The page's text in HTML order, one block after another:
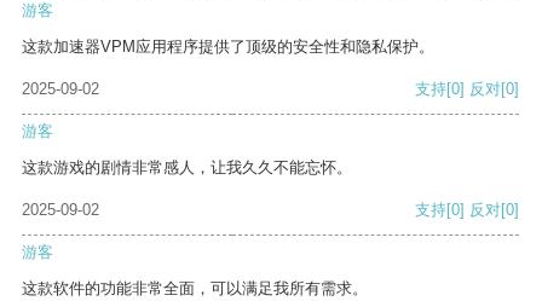
游客
这款加速器VPM应用程序提供了顶级的安全性和隐私保护。
2025-09-02 支持[0] 反对[0]
游客
这款游戏的剧情非常感人，让我久久不能忘怀。
2025-09-02 支持[0] 反对[0]
游客
这款软件的功能非常全面，可以满足我所有需求。